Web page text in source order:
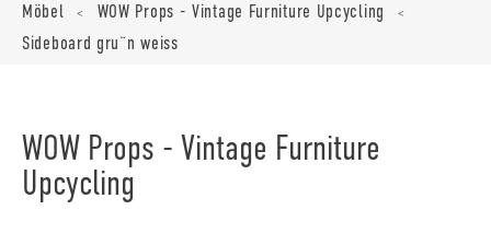
Möbel < WOW Props - Vintage Furniture Upcycling <
Sideboard gru¨n weiss
WOW Props - Vintage Furniture
Upcycling